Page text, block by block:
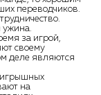
переводчиков.
ужина.
за игрой,
своему
деле являются
на